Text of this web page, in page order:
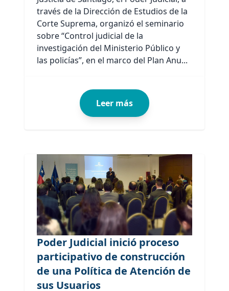
través de la Dirección de Estudios de la
Corte Suprema, organizó el seminario
sobre “Control judicial de la
investigación del Ministerio Público y
las policías”, en el marco del Plan Anu...
Leer más
Poder Judicial inició proceso
participativo de construcción
de una Política de Atención de
sus Usuarios